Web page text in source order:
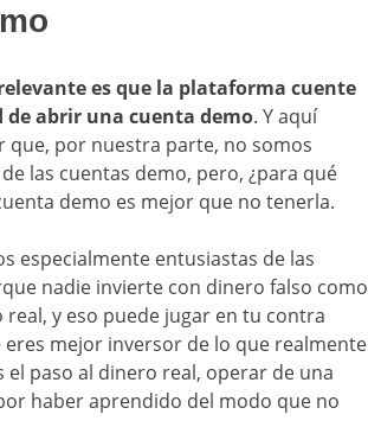
es que la plataforma cuente
de abrir una cuenta demo. Y aquí
que, por nuestra parte, no somos
las cuentas demo, pero, ¿para qué
demo es mejor que no tenerla.
especialmente entusiastas de las
nadie invierte con dinero falso como
real, y eso puede jugar en tu contra
mejor inversor de lo que realmente
el paso al dinero real, operar de una
haber aprendido del modo que no